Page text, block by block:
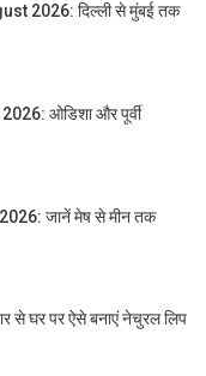
2026: दिल्ली से मुंबई तक
ओडिशा और पूर्वी
जानें मेष से मीन तक
घर पर ऐसे बनाएं नेचुरल लिप